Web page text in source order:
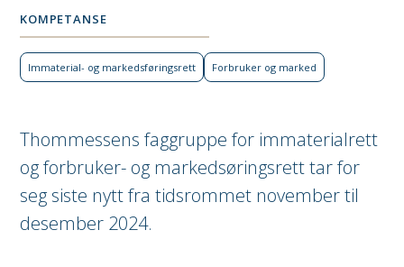
KOMPETANSE
Immaterial- og markeds­føringsrett Forbruker og marked
Thommessens faggruppe for immaterialrett
og forbruker- og markedsøringsrett tar for
seg siste nytt fra tidsrommet november til
desember 2024.